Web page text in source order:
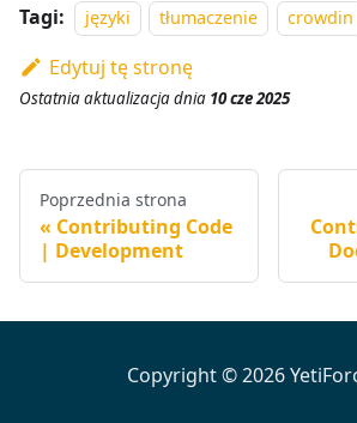
Tagi: języki tłumaczenie crowdin
Edytuj tę stronę
Ostatnia aktualizacjadnia 10 cze 2025
Poprzednia strona
Contributing Code
| Development
Copyright © 2026